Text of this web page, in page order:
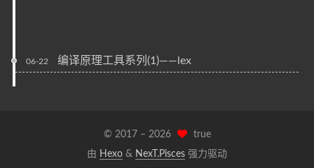
06-22 编译原理工具系列(1)——lex
© 2017 – 2026
true
由 Hexo & NexT.Pisces 强力驱动